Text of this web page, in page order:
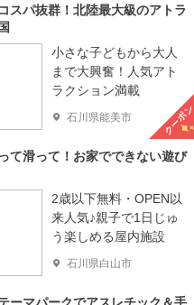
スパ抜群！北陸最大級のアトラ
小さな子どもから大人
まで大興奮！人気アト
ラクション満載
石川県能美市 クーポン
て滑って！お家でできない遊び
2歳以下無料・OPEN以
来人気♪親子で1日じゅ
う楽しめる屋内施設
石川県白山市